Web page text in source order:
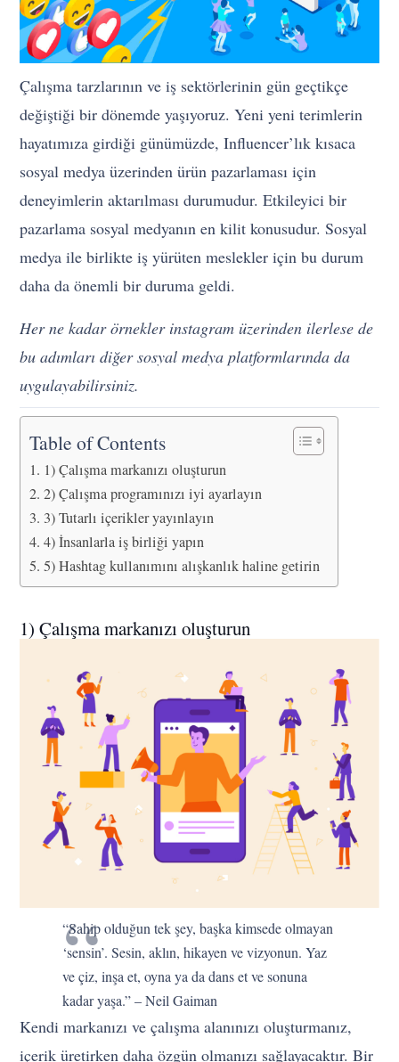
Çalışma tarzlarının ve iş sektörlerinin gün geçtikçe
değiştiği bir dönemde yaşıyoruz. Yeni yeni terimlerin
hayatımıza girdiği günümüzde, Influencer’lık kısaca
sosyal medya üzerinden ürün pazarlaması için
deneyimlerin aktarılması durumudur. Etkileyici bir
pazarlama sosyal medyanın en kilit konusudur. Sosyal
medya ile birlikte iş yürüten meslekler için bu durum
daha da önemli bir duruma geldi.
Her ne kadar örnekler instagram üzerinden ilerlese de
bu adımları diğer sosyal medya platformlarında da
uygulayabilirsiniz.
Table of Contents
1) Çalışma markanızı oluşturun
2) Çalışma programınızı iyi ayarlayın
3) Tutarlı içerikler yayınlayın
4) İnsanlarla iş birliği yapın
5) Hashtag kullanımını alışkanlık haline getirin
1) Çalışma markanızı oluşturun
“Sahip olduğun tek şey, başka kimsede olmayan
‘sensin’. Sesin, aklın, hikayen ve vizyonun. Yaz
ve çiz, inşa et, oyna ya da dans et ve sonuna
kadar yaşa.” – Neil Gaiman
Kendi markanızı ve çalışma alanınızı oluşturmanız,
içerik üretirken daha özgün olmanızı sağlayacaktır. Bir